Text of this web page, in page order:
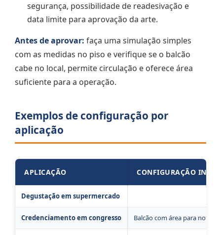
segurança, possibilidade de readesivação e
data limite para aprovação da arte.
Antes de aprovar: faça uma simulação simples
com as medidas no piso e verifique se o balcão
cabe no local, permite circulação e oferece área
suficiente para a operação.
Exemplos de configuração por
aplicação
APLICAÇÃO CONFIGURAÇÃO
Degustação em supermercado
Credenciamento em congresso Balcão com área para